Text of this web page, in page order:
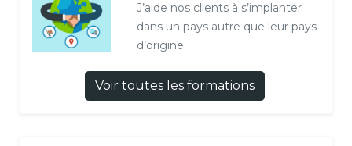
J’aide nos clients à s’implanter
dans un pays autre que leur pays
d’origine.
Voir toutes les formations